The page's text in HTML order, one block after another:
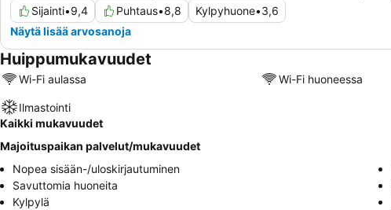
Sijainti•9,4 Puhtaus•8,8 Kylpyhuone•3,6
Näytä lisää arvosanoja
Huippumukavuudet
Wi-Fi aulassa Wi-Fi huoneessa
Ilmastointi
Kaikki mukavuudet
Majoituspaikan palvelut/mukavuudet
Nopea sisään-/uloskirjautuminen
Savuttomia huoneita
Kylpylä